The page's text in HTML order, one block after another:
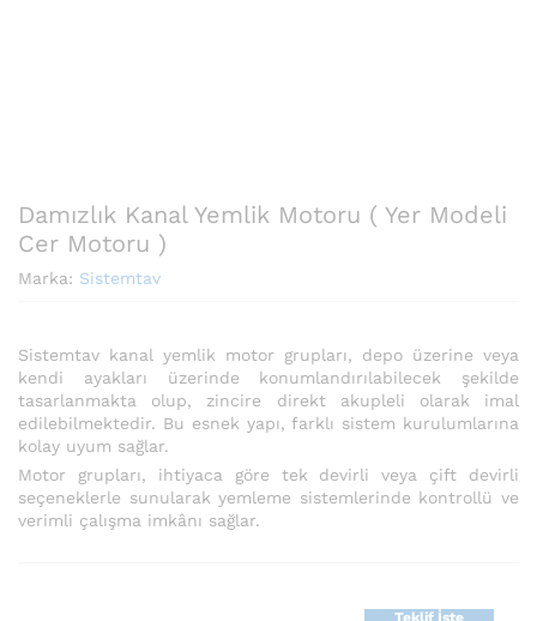
Damızlık Kanal Yemlik Motoru ( Yer Modeli
Cer Motoru )
Marka: Sistemtav
Sistemtav kanal yemlik motor grupları, depo üzerine veya
kendi ayakları üzerinde konumlandırılabilecek şekilde
tasarlanmakta olup, zincire direkt akupleli olarak imal
edilebilmektedir. Bu esnek yapı, farklı sistem kurulumlarına
kolay uyum sağlar.
Motor grupları, ihtiyaca göre tek devirli veya çift devirli
seçeneklerle sunularak yemleme sistemlerinde kontrollü ve
verimli çalışma imkânı sağlar.
Teklif İste